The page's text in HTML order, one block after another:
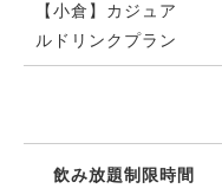
【小倉】カジュア
ルドリンクプラン
飲み放題制限時間